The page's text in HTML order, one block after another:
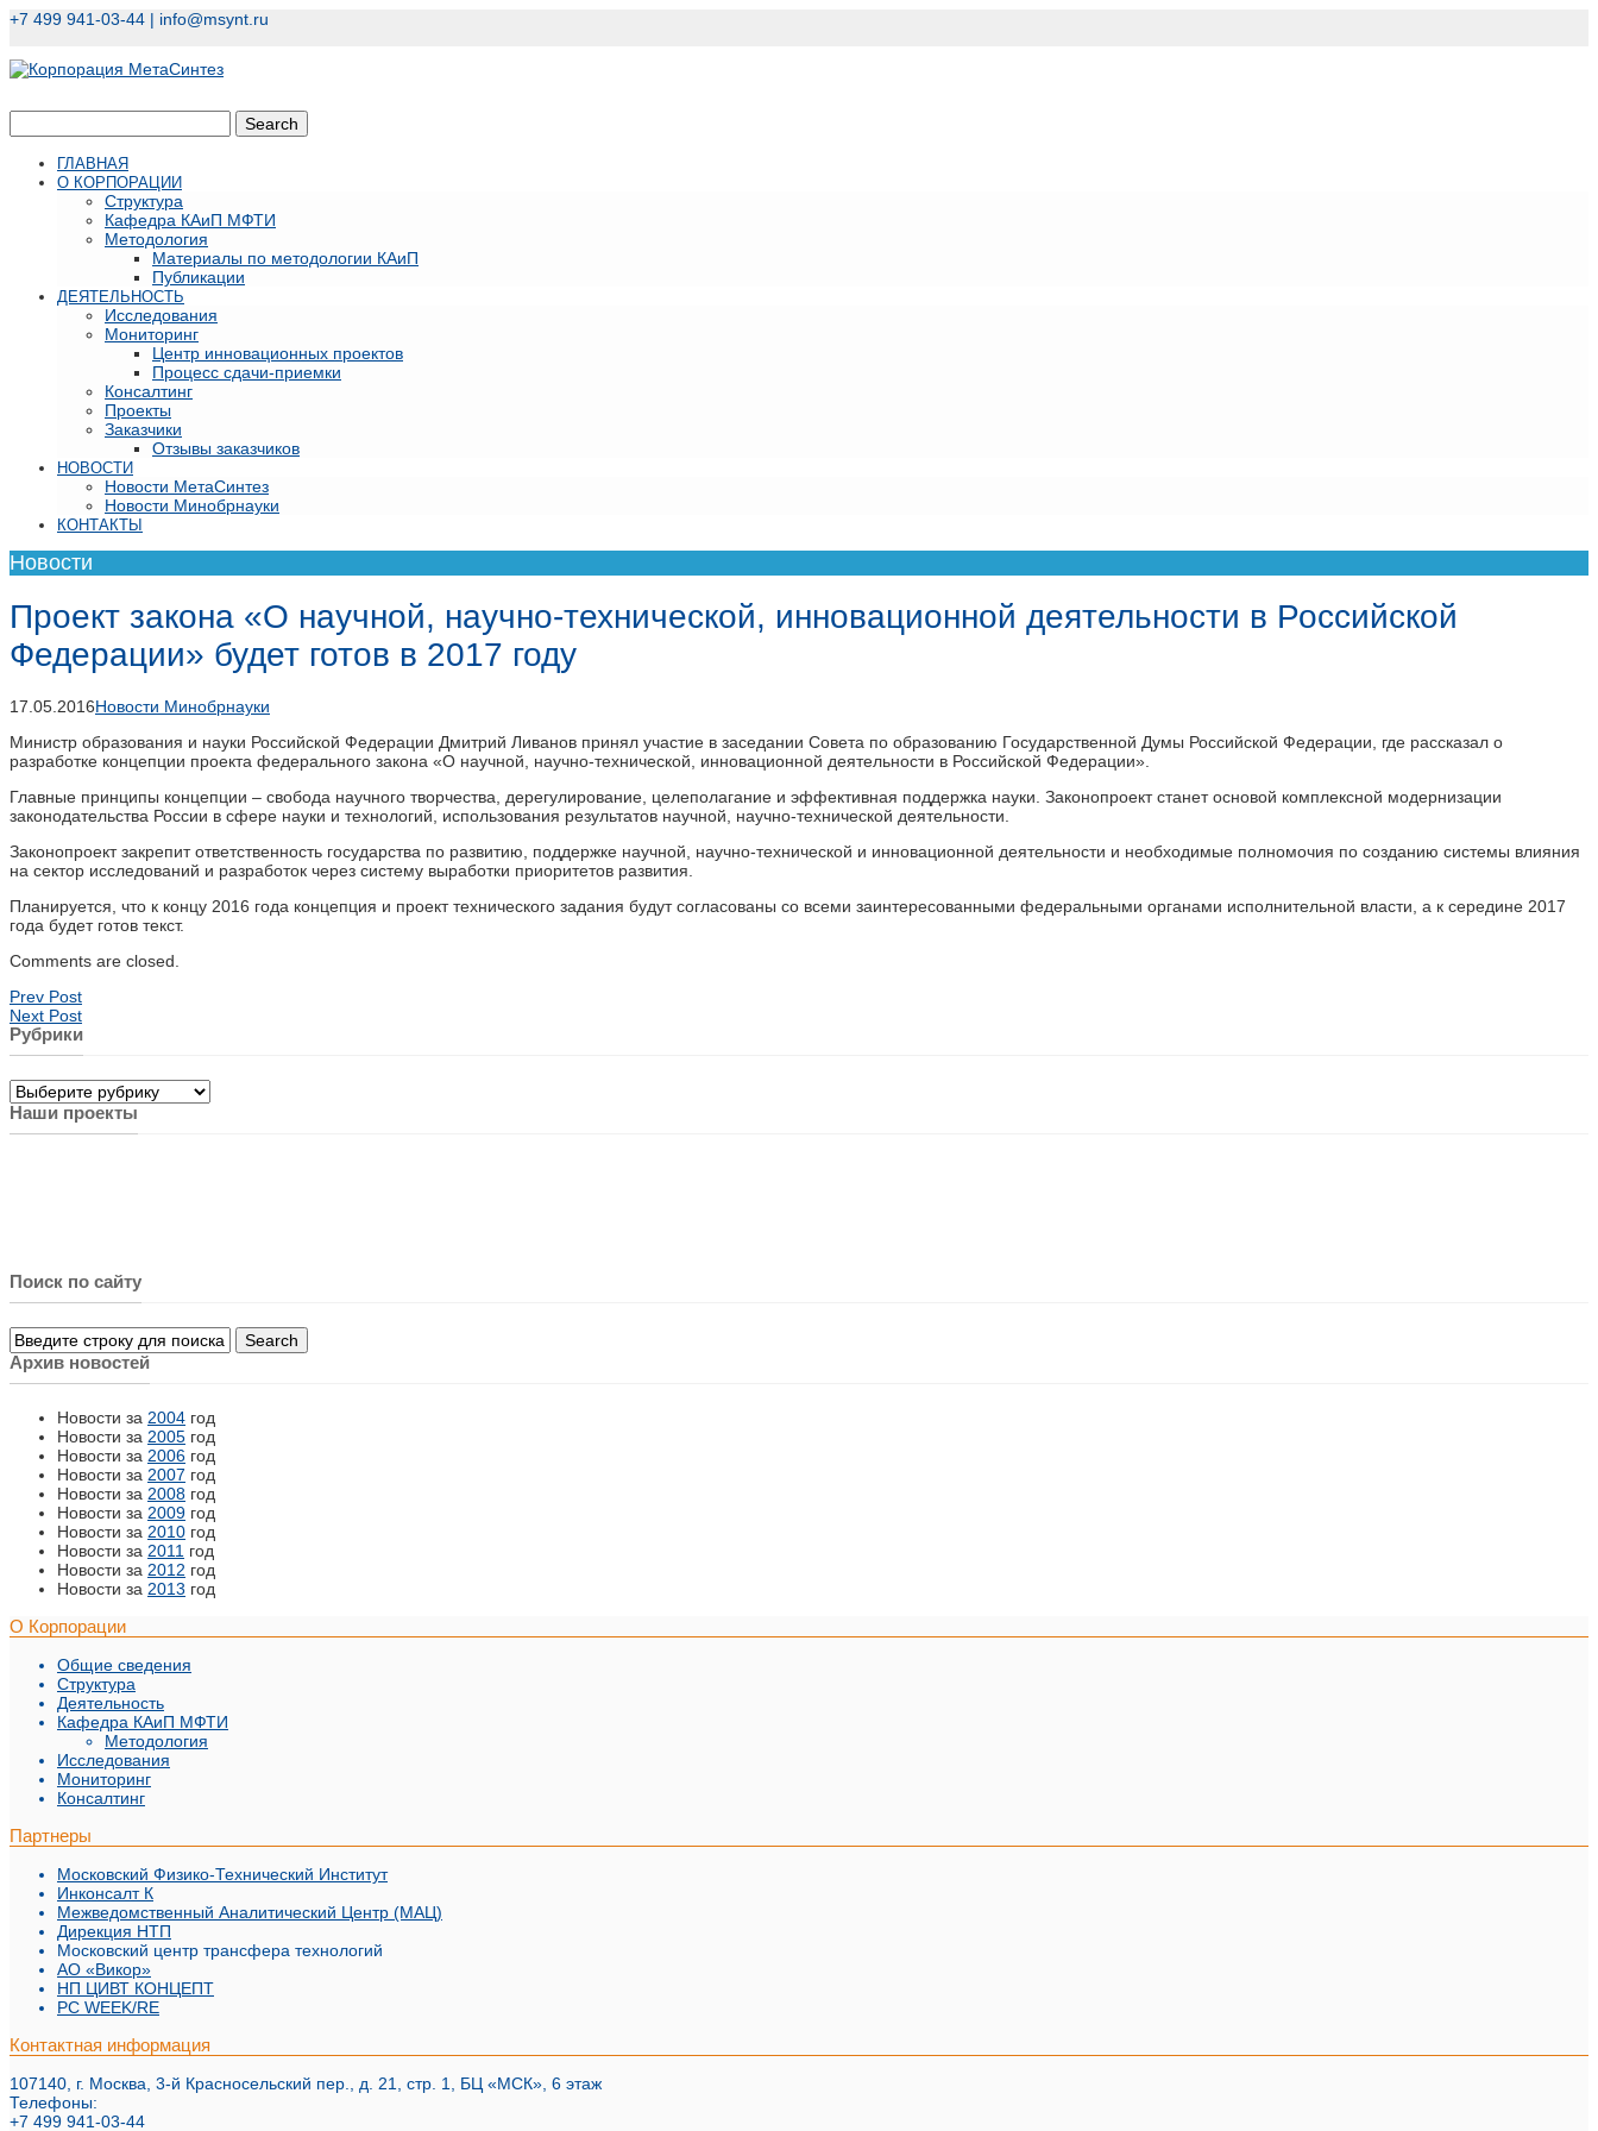
+7 499 941-03-44 | info@msynt.ru
ГЛАВНАЯ
О КОРПОРАЦИИ
Структура
Кафедра КАиП МФТИ
Методология
Материалы по методологии КАиП
Публикации
ДЕЯТЕЛЬНОСТЬ
Исследования
Мониторинг
Центр инновационных проектов
Процесс сдачи-приемки
Консалтинг
Проекты
Заказчики
Отзывы заказчиков
НОВОСТИ
Новости МетаСинтез
Новости Минобрнауки
КОНТАКТЫ
Новости
Проект закона «О научной, научно-технической, инновационной деятельности в Российской
Федерации» будет готов в 2017 году
17.05.2016Новости Минобрнауки
Министр образования и науки Российской Федерации Дмитрий Ливанов принял участие в заседании Совета по образованию Государственной Думы Российской Федерации, где рассказал о
разработке концепции проекта федерального закона «О научной, научно-технической, инновационной деятельности в Российской Федерации».
Главные принципы концепции – свобода научного творчества, дерегулирование, целеполагание и эффективная поддержка науки. Законопроект станет основой комплексной модернизации
законодательства России в сфере науки и технологий, использования результатов научной, научно-технической деятельности.
Законопроект закрепит ответственность государства по развитию, поддержке научной, научно-технической и инновационной деятельности и необходимые полномочия по созданию системы влияния
на сектор исследований и разработок через систему выработки приоритетов развития.
Планируется, что к концу 2016 года концепция и проект технического задания будут согласованы со всеми заинтересованными федеральными органами исполнительной власти, а к середине 2017
года будет готов текст.
Comments are closed.
Prev Post
Next Post
Рубрики
Рубрики
Наши проекты
Поиск по сайту
Архив новостей
Новости за 2004 год
Новости за 2005 год
Новости за 2006 год
Новости за 2007 год
Новости за 2008 год
Новости за 2009 год
Новости за 2010 год
Новости за 2011 год
Новости за 2012 год
Новости за 2013 год
О Корпорации
Общие сведения
Структура
Деятельность
Кафедра КАиП МФТИ
Методология
Исследования
Мониторинг
Консалтинг
Партнеры
Московский Физико-Технический Институт
Инконсалт К
Межведомственный Аналитический Центр (МАЦ)
Дирекция НТП
Московский центр трансфера технологий
АО «Викор»
НП ЦИВТ КОНЦЕПТ
PC WEEK/RE
Контактная информация
107140, г. Москва, 3-й Красносельский пер., д. 21, стр. 1, БЦ «МСК», 6 этаж
Телефоны:
+7 499 941-03-44